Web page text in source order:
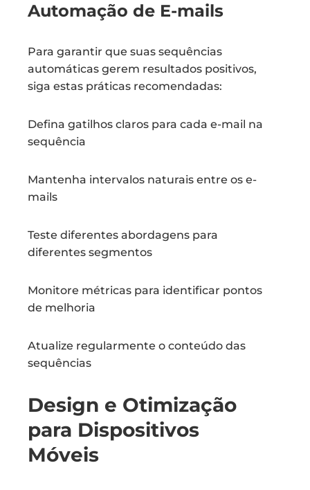
Automação de E-mails
Para garantir que suas sequências
automáticas gerem resultados positivos,
siga estas práticas recomendadas:
Defina gatilhos claros para cada e-mail na
sequência
Mantenha intervalos naturais entre os e-
mails
Teste diferentes abordagens para
diferentes segmentos
Monitore métricas para identificar pontos
de melhoria
Atualize regularmente o conteúdo das
sequências
Design e Otimização
para Dispositivos
Móveis